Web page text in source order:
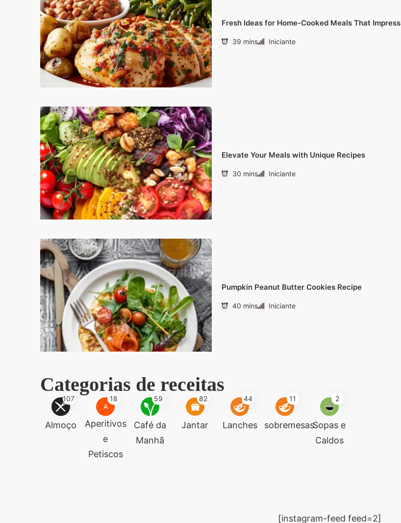
Fresh Ideas for Home-Cooked Meals That Impress
39 mins Iniciante
Elevate Your Meals with Unique Recipes
30 mins Iniciante
Pumpkin Peanut Butter Cookies Recipe
40 mins Iniciante
Categorias de receitas
107
Almoço
A
18
Aperitivos
e
Petiscos
59
Café da
Manhã
82
Jantar
44
Lanches
11
sobremesas
2
Sopas e
Caldos
[instagram-feed feed=2]